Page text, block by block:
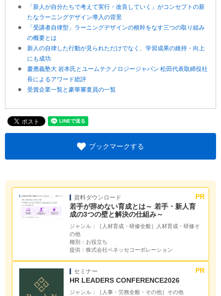
「新人が自分たちで考えて実行・改良していく」がコンセプトの新
たなラーニングデザイン導入の背景
「受講者自律型」ラーニングデザインの根幹をなす三つの取り組み
の概要とは
新人の自律した行動が見られただけでなく、学習成果の維持・向上
にも成功
慶應義塾大 岩本氏とユームテクノロジージャパン 松田代表取締役社
長によるアワード総評
受賞企業一覧と豪華審査員の一覧
ブックマークする
資料ダウンロード
若手が辞めない育成とは～ 若手・新人育
成の3つの壁と解決の仕組み～
ジャンル：
［人材育成・研修全般］人材育成・研修そ
の他
種別： お役立ち
提供： 株式会社ベネッセコーポレーション
セミナー
HR LEADERS CONFERENCE2026
ジャンル：
［人事・労務全般・その他］その他